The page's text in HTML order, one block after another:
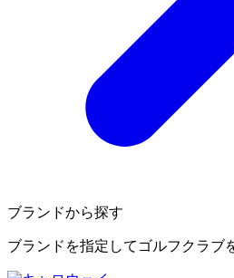
ブランドから探す
ブランドを指定してゴルフクラブ